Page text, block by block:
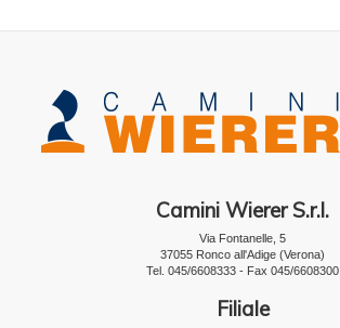
Camini Wierer S.r.l.
Via Fontanelle, 5
37055 Ronco all'Adige (Verona)
Tel. 045/6608333 - Fax 045/6608300
Filiale